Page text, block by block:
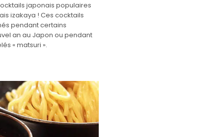
japonais populaires
izakaya ! Ces cocktails
pendant certains
an au Japon ou pendant
« matsuri ».